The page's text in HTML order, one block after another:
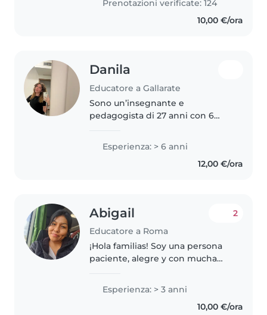
trabajando se puede aprender
Prenotazioni verificate: 124
10,00 €/ora
Danila
Educatore a Gallarate
Sono un’insegnante e
pedagogista di 27 anni con 6
prescolare e scolare. Sono
responsabile, divertente e
Esperienza: > 6 anni
12,00 €/ora
Abigail
Educatore a Roma
2
¡Hola familias! Soy una persona
paciente, alegre y con mucha
niños se sientan escuchados y
bien atendidos en su día a día.
Me aseguro de que se diviertan..
Esperienza: > 3 anni
10,00 €/ora